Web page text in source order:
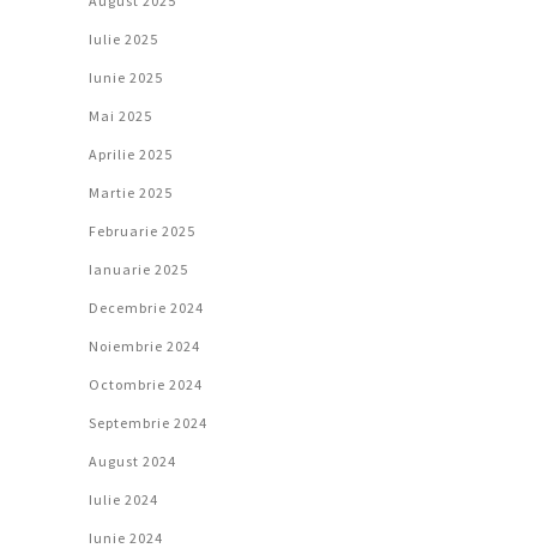
Iulie 2025
Iunie 2025
Mai 2025
Aprilie 2025
Martie 2025
Februarie 2025
Ianuarie 2025
Decembrie 2024
Noiembrie 2024
Octombrie 2024
Septembrie 2024
August 2024
Iulie 2024
Iunie 2024